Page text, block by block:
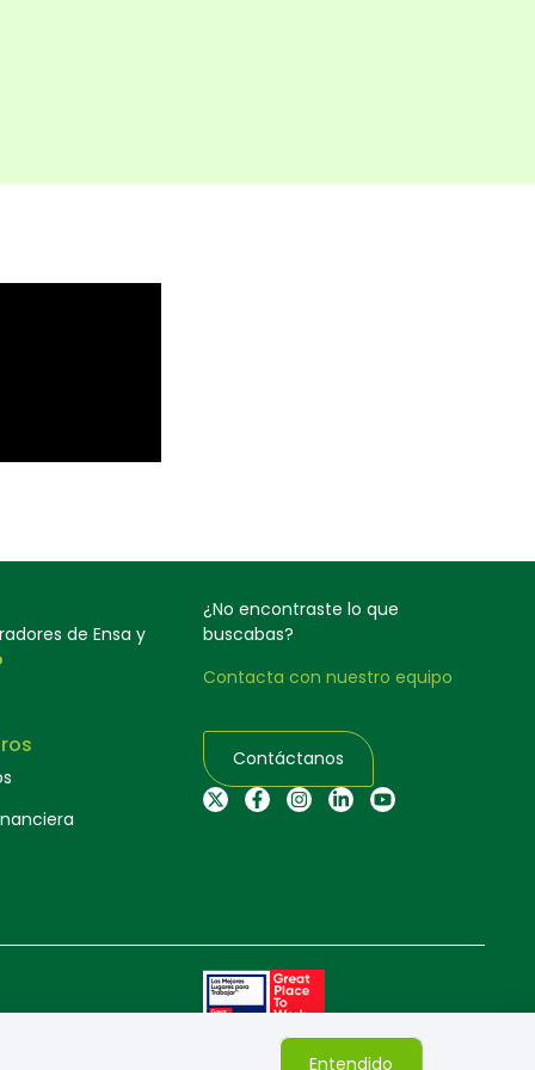
de Ensa y
¿No encontraste lo que
buscabas?
Contacta con nuestro equipo
Contáctanos
Entendido